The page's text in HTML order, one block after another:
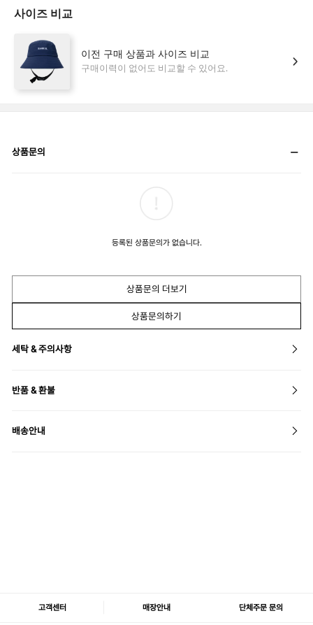
상품문의
등록된 상품문의가 없습니다.
상품문의 더보기
상품문의하기
세탁 & 주의사항
반품 & 환불
배송안내
고객센터 매장안내 단체주문 문의